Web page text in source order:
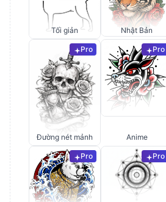
Tối giản Nhật Bản
Pro
Đường nét mảnh
Pro
Anime
Pro Pro